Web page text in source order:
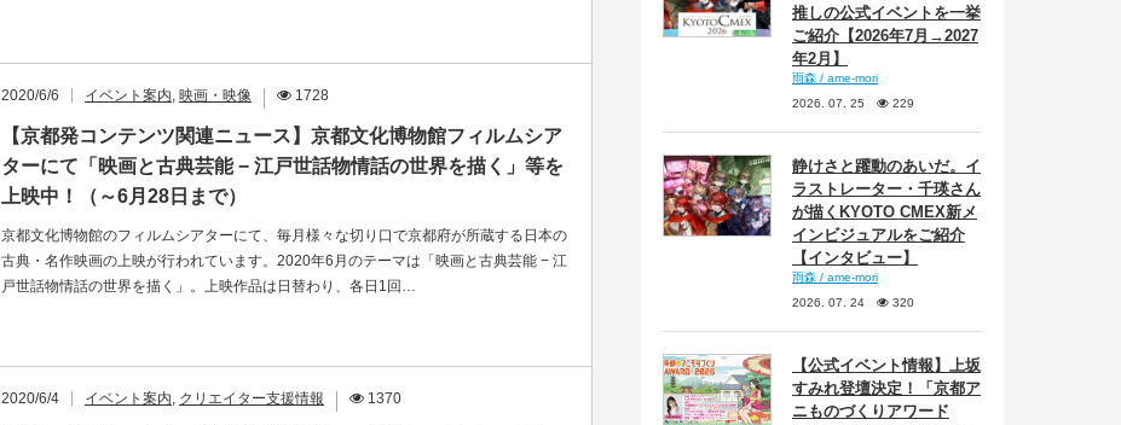
2020/6/6 イベント案内, 映画・映像 1728
【京都発コンテンツ関連ニュース】京都文化博物館フィルムシア
ターにて「映画と古典芸能 − 江戸世話物情話の世界を描く」等を
上映中！（～6月28日まで）
京都文化博物館のフィルムシアターにて、毎月様々な切り口で京都府が所蔵する日本の
古典・名作映画の上映が行われています。2020年6月のテーマは「映画と古典芸能 − 江
戸世話物情話の世界を描く」。上映作品は日替わり、各日1回…
2020/6/4 イベント案内, クリエイター支援情報 1370
推しの公式イベントを一挙
ご紹介【2026年7月→2027
年2月】
雨森 / ame-mori
2026. 07. 25
229
静けさと躍動のあいだ。イ
ラストレーター・千瑛さん
が描くKYOTO CMEX新メ
インビジュアルをご紹介
【インタビュー】
雨森 / ame-mori
2026. 07. 24
320
【公式イベント情報】上坂
すみれ登壇決定！「京都ア
ニものづくりアワード